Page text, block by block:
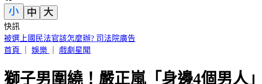
快訊
被選上國民法官該怎麼辦? 司法院廣告
首頁
娛樂 戲劇星聞
獅子男圍繞！嚴正嵐「身邊4個男